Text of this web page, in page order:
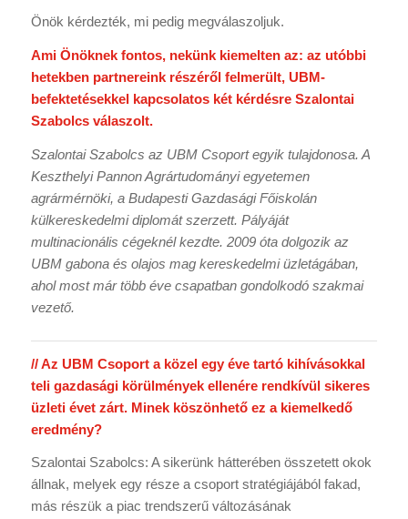
Önök kérdezték, mi pedig megválaszoljuk.
Ami Önöknek fontos, nekünk kiemelten az: az utóbbi
hetekben partnereink részéről felmerült, UBM-
befektetésekkel kapcsolatos két kérdésre Szalontai
Szabolcs válaszolt.
Szalontai Szabolcs az UBM Csoport egyik tulajdonosa. A
Keszthelyi Pannon Agrártudományi egyetemen
agrármérnöki, a Budapesti Gazdasági Főiskolán
külkereskedelmi diplomát szerzett. Pályáját
multinacionális cégeknél kezdte. 2009 óta dolgozik az
UBM gabona és olajos mag kereskedelmi üzletágában,
ahol most már több éve csapatban gondolkodó szakmai
vezető.
// Az UBM Csoport a közel egy éve tartó kihívásokkal
teli gazdasági körülmények ellenére rendkívül sikeres
üzleti évet zárt. Minek köszönhető ez a kiemelkedő
eredmény?
Szalontai Szabolcs: A sikerünk hátterében összetett okok
állnak, melyek egy része a csoport stratégiájából fakad,
más részük a piac trendszerű változásának